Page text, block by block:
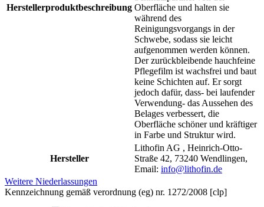
Herstellerproduktbeschreibung Oberfläche und halten sie
während des
Reinigungsvorgangs in der
Schwebe, sodass sie leicht
aufgenommen werden können.
Der zurückbleibende hauchfeine
Pflegefilm ist wachsfrei und baut
keine Schichten auf. Er sorgt
jedoch dafür, dass- bei laufender
Verwendung- das Aussehen des
Belages verbessert, die
Oberfläche schöner und kräftiger
in Farbe und Struktur wird.
Hersteller
Lithofin AG , Heinrich-Otto-
Straße 42, 73240 Wendlingen,
Email: info@lithofin.de
Weitere Niederlassungen
Kennzeichnung gemäß verordnung (eg) nr. 1272/2008 [clp]